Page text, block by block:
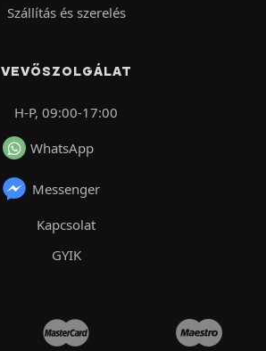
Szállítás és szerelés
VEVŐSZOLGÁLAT
H-P, 09:00-17:00
WhatsApp
Messenger
Kapcsolat
GYIK